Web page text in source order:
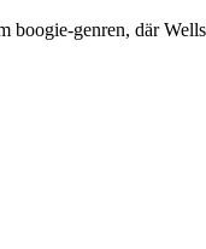
boogie-genren, där Wells